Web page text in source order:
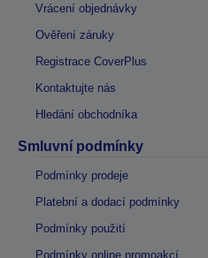
Vrácení objednávky
Ověření záruky
Registrace CoverPlus
Kontaktujte nás
Hledání obchodníka
Smluvní podmínky
Podmínky prodeje
Platební a dodací podmínky
Podmínky použití
Podmínky online promoakcí